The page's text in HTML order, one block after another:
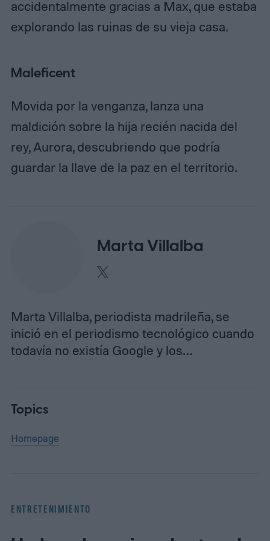
accidentalmente gracias a Max, que estaba
explorando las ruinas de su vieja casa.
Maleficent
Movida por la venganza, lanza una
maldición sobre la hija recién nacida del
rey, Aurora, descubriendo que podría
guardar la llave de la paz en el territorio.
Marta Villalba
Marta Villalba, periodista madrileña, se
inició en el periodismo tecnológico cuando
todavía no existía Google y los…
Topics
Homepage
ENTRETENIMIENTO